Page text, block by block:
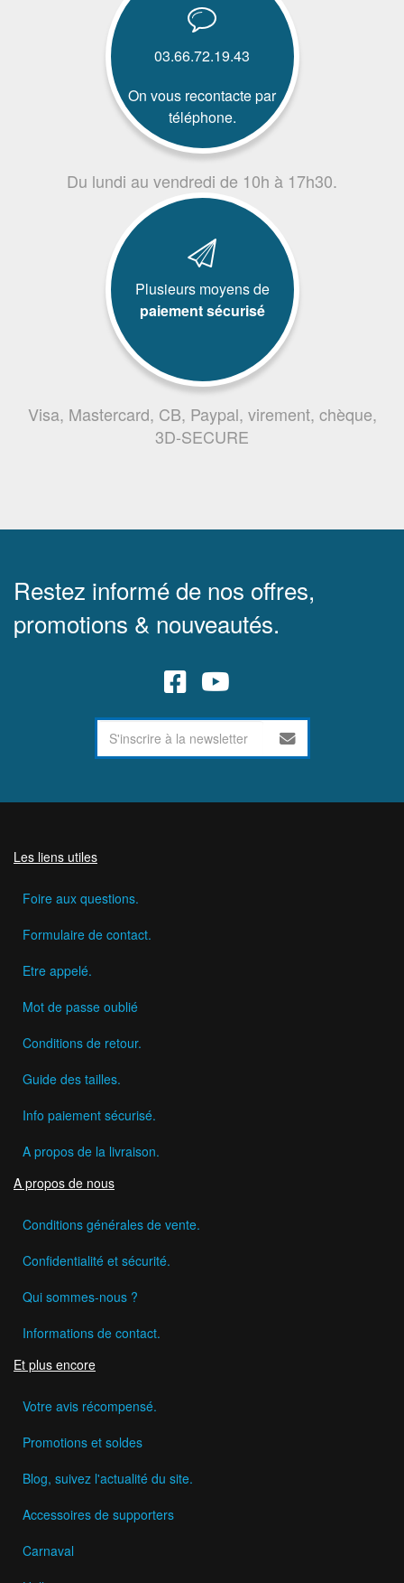
03.66.72.19.43
On vous recontacte par
téléphone.
Du lundi au vendredi de 10h à 17h30.
Plusieurs moyens de
paiement sécurisé
Visa, Mastercard, CB, Paypal, virement, chèque,
3D-SECURE
Restez informé de nos offres,
promotions & nouveautés.
Les liens utiles
Foire aux questions.
Formulaire de contact.
Etre appelé.
Mot de passe oublié
Conditions de retour.
Guide des tailles.
Info paiement sécurisé.
A propos de la livraison.
A propos de nous
Conditions générales de vente.
Confidentialité et sécurité.
Qui sommes-nous ?
Informations de contact.
Et plus encore
Votre avis récompensé.
Promotions et soldes
Blog, suivez l'actualité du site.
Accessoires de supporters
Carnaval